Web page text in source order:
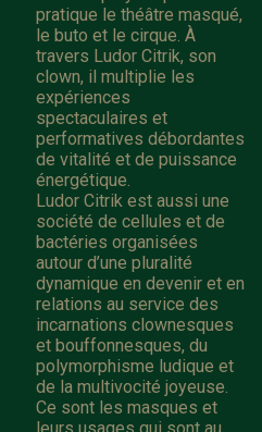
pratique le théâtre masqué,
le buto et le cirque. À
travers Ludor Citrik, son
clown, il multiplie les
expériences
spectaculaires et
performatives débordantes
de vitalité et de puissance
énergétique.
Ludor Citrik est aussi une
société de cellules et de
bactéries organisées
autour d’une pluralité
dynamique en devenir et en
relations au service des
incarnations clownesques
et bouffonnesques, du
polymorphisme ludique et
de la multivocité joyeuse.
Ce sont les masques et